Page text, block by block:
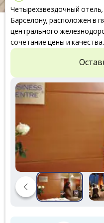
Четырехзвездочный
Барселону, расположен в
центрального
сочетание цены и качества.